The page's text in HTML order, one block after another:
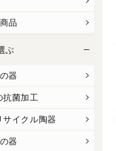
品
ぶ
器
抗菌加工
サイクル陶器
器